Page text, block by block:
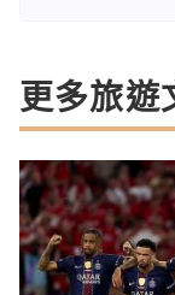
更多旅遊